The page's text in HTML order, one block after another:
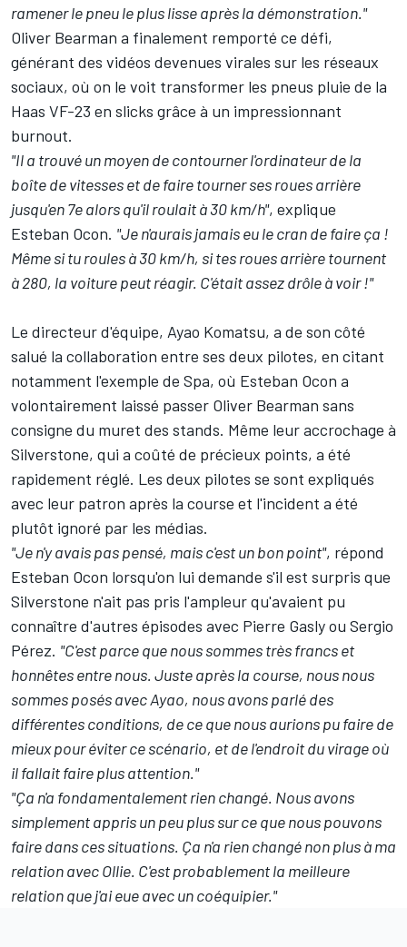
ramener le pneu le plus lisse après la démonstration."
Oliver Bearman a finalement remporté ce défi,
générant des vidéos devenues virales sur les réseaux
sociaux, où on le voit transformer les pneus pluie de la
Haas VF-23 en slicks grâce à un impressionnant
burnout.
"Il a trouvé un moyen de contourner l'ordinateur de la
boîte de vitesses et de faire tourner ses roues arrière
jusqu'en 7e alors qu'il roulait à 30 km/h", explique
Esteban Ocon. "Je n'aurais jamais eu le cran de faire ça !
Même si tu roules à 30 km/h, si tes roues arrière tournent
à 280, la voiture peut réagir. C'était assez drôle à voir !"
Le directeur d'équipe, Ayao Komatsu, a de son côté
salué la collaboration entre ses deux pilotes, en citant
notamment l'exemple de Spa, où Esteban Ocon a
volontairement laissé passer Oliver Bearman sans
consigne du muret des stands. Même leur accrochage à
Silverstone, qui a coûté de précieux points, a été
rapidement réglé. Les deux pilotes se sont expliqués
avec leur patron après la course et l'incident a été
plutôt ignoré par les médias.
"Je n'y avais pas pensé, mais c'est un bon point", répond
Esteban Ocon lorsqu'on lui demande s'il est surpris que
Silverstone n'ait pas pris l'ampleur qu'avaient pu
connaître d'autres épisodes avec Pierre Gasly ou Sergio
Pérez. "C'est parce que nous sommes très francs et
honnêtes entre nous. Juste après la course, nous nous
sommes posés avec Ayao, nous avons parlé des
différentes conditions, de ce que nous aurions pu faire de
mieux pour éviter ce scénario, et de l'endroit du virage où
il fallait faire plus attention."
"Ça n'a fondamentalement rien changé. Nous avons
simplement appris un peu plus sur ce que nous pouvons
faire dans ces situations. Ça n'a rien changé non plus à ma
relation avec Ollie. C'est probablement la meilleure
relation que j'ai eue avec un coéquipier."